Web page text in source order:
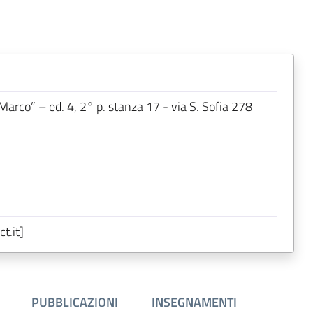
– ed. 4, 2° p. stanza 17 - via S. Sofia 278
PUBBLICAZIONI INSEGNAMENTI